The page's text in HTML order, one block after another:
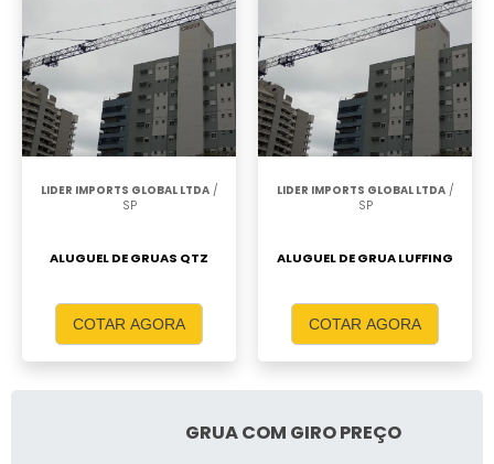
LIDER IMPORTS GLOBAL LTDA/
SP
ALUGUEL DE GRUAS QTZ
COTAR AGORA
LIDER IMPORTS GLOBAL LTDA/
SP
ALUGUEL DE GRUA LUFFING
COTAR AGORA
GRUA COM GIRO PREÇO